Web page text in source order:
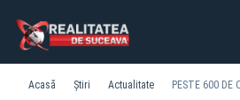
Acasă Știri Actualitate